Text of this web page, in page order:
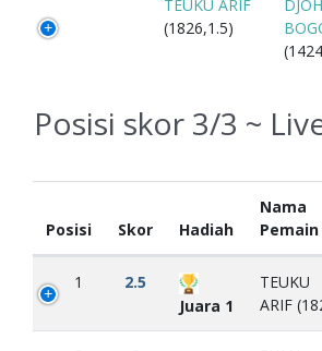
TEUKU ARIF
(1826,1.5)
Posisi skor 3/3 ~
Posisi Skor Hadiah
Nama
Pemain
1
2.5
Juara 1
TEUKU
ARIF